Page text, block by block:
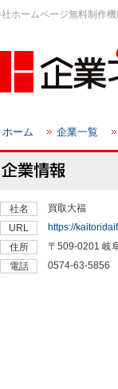
ホームページ無料制作
ホーム 企業一覧
社名
買取大福
URL
https://
住所
〒509-0201 岐
電話
0574-63-5856